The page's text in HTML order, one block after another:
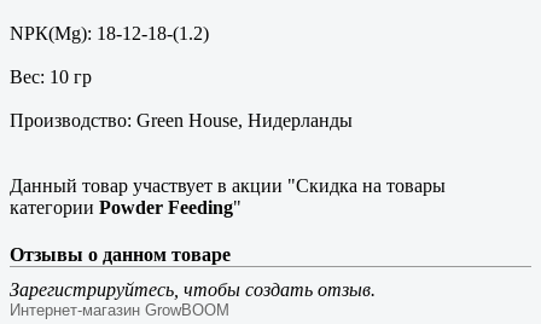
NРК(Mg): 18-12-18-(1.2)
Вес: 10 гр
Производство: Green House, Нидерланды
Данный товар участвует в акции "Скидка на товары
категории Powder Feeding"
Отзывы о данном товаре
Зарегистрируйтесь, чтобы создать отзыв.
Интернет-магазин GrowBOOM